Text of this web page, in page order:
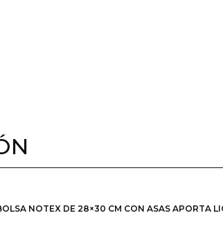
NOTEX DE 28×30 CM CON ASAS APORTA